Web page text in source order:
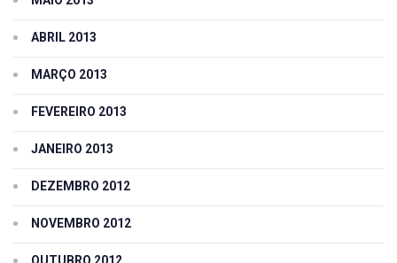
ABRIL 2013
MARÇO 2013
FEVEREIRO 2013
JANEIRO 2013
DEZEMBRO 2012
NOVEMBRO 2012